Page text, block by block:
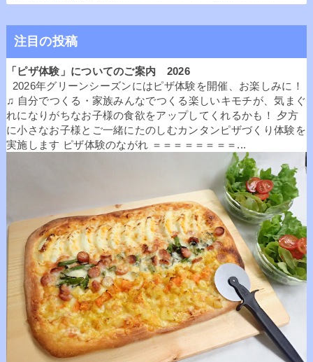
注目の投稿
「ピザ体験」についてのご案内 2026
2026年グリーンシーズンにはピザ体験を開催、お楽しみに！
♫ 自分でつくる・家族みんなでつくる楽しいキモチが、気まぐ
れになりがちなお子様の食欲をアップしてくれるかも！ 夕方
に小さなお子様とご一緒にたのしむカンタンピザづくり体験を
実施します ピザ体験のながれ ＝＝＝＝＝＝＝＝...